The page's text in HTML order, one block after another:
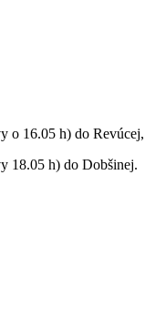
o 16.05 h) do Revúcej,
18.05 h) do Dobšinej.